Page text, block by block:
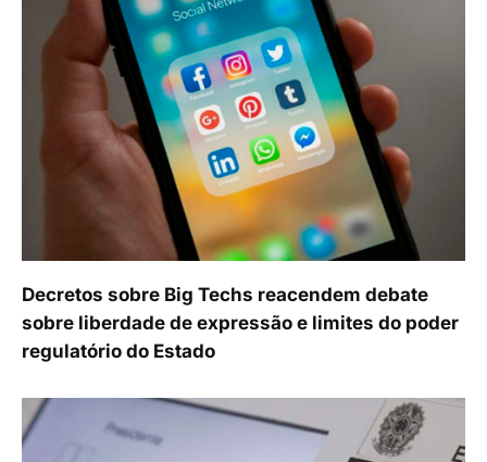
Decretos sobre Big Techs reacendem debate
sobre liberdade de expressão e limites do poder
regulatório do Estado